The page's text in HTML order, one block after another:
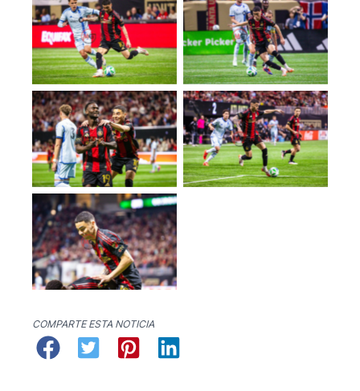
No Caption No Caption
No Caption No Caption
No Caption
COMPARTE ESTA NOTICIA